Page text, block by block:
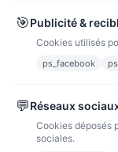
Paiements
🎯Publicité &
Cookies utilisés
ps_facebook
💬Réseaux
Cookies déposés
sociales.